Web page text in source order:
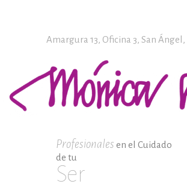
Amargura 13, Oficina 3, San Ángel,
Profesionales en el Cuidado
de tu
Ser